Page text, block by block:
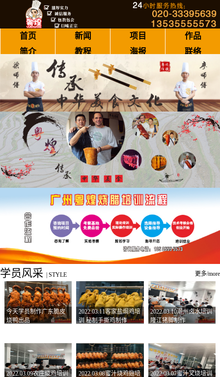
首页 新闻 项目
作品
简介
教程 海报 联络
学员风采 STYLE 更多/more
今天学员制作广东脆皮
烧鸭出品
2022.03.11客家盐焗鸡培
训 秘制手撕鸡制作
2022.03.10潮州卤水培训
隆江猪脚制作
2022.03.09农庄烧鸡培训
2022.03.08蜜汁烧鸡翅培
2022.03.07蜜汁叉烧培训